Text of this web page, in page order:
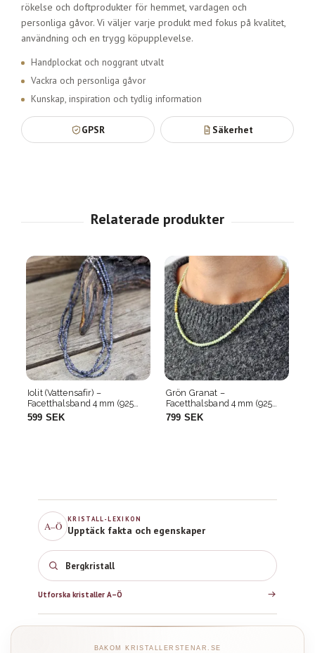
A–Ö
KRISTALL-LEXIKON
Upptäck fakta och egenskaper
Bergkristall
Utforska kristaller A–Ö
BAKOM KRISTALLERSTENAR.SE
rökelse och doftprodukter för hemmet, vardagen och
personliga gåvor. Vi väljer varje produkt med fokus på kvalitet,
användning och en trygg köpupplevelse.
Handplockat och noggrant utvalt
Vackra och personliga gåvor
Kunskap, inspiration och tydlig information
GPSR Säkerhet
Grön Granat –
Facetthalsband 4 mm (925
Silver)
799 SEK
Grön Turmalin mix –
Facetthalsband 2 mm (925
Silver)
799 SEK